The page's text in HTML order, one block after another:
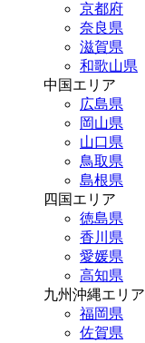
京都府
奈良県
滋賀県
和歌山県
中国エリア
広島県
岡山県
山口県
鳥取県
島根県
四国エリア
徳島県
香川県
愛媛県
高知県
九州沖縄エリア
福岡県
佐賀県